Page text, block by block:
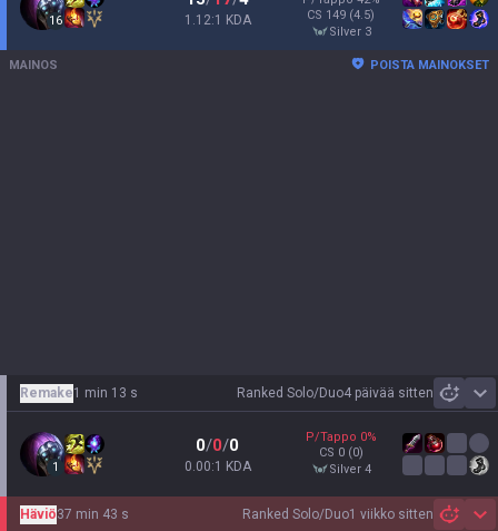
16 1.12:1 KDA
CS 149 (4.5)
silver 3
MAINOS POISTA MAINOKSET
Ranked Solo/Duo4 päivää sitten
Remake1 min 13 s
1
0/0/0
0.00:1 KDA
P/Tappo 0%
CS 0 (0)
silver 4
Ranked Solo/Duo1 viikko sitten
Häviö37 min 43 s